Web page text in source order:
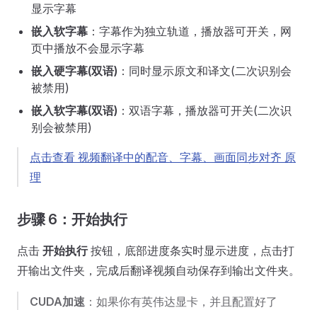
显示字幕
嵌入软字幕 ：字幕作为独立轨道，播放器可开关，网
页中播放不会显示字幕
嵌入硬字幕(双语) ：同时显示原文和译文(二次识别会
被禁用)
嵌入软字幕(双语) ：双语字幕，播放器可开关(二次识
别会被禁用)
点击查看 视频翻译中的配音、字幕、画面同步对齐 原
理
步骤 6：开始执行
点击 开始执行按钮，底部进度条实时显示进度，点击打
开输出文件夹，完成后翻译视频自动保存到输出文件夹。
CUDA加速 ：如果你有英伟达显卡，并且配置好了